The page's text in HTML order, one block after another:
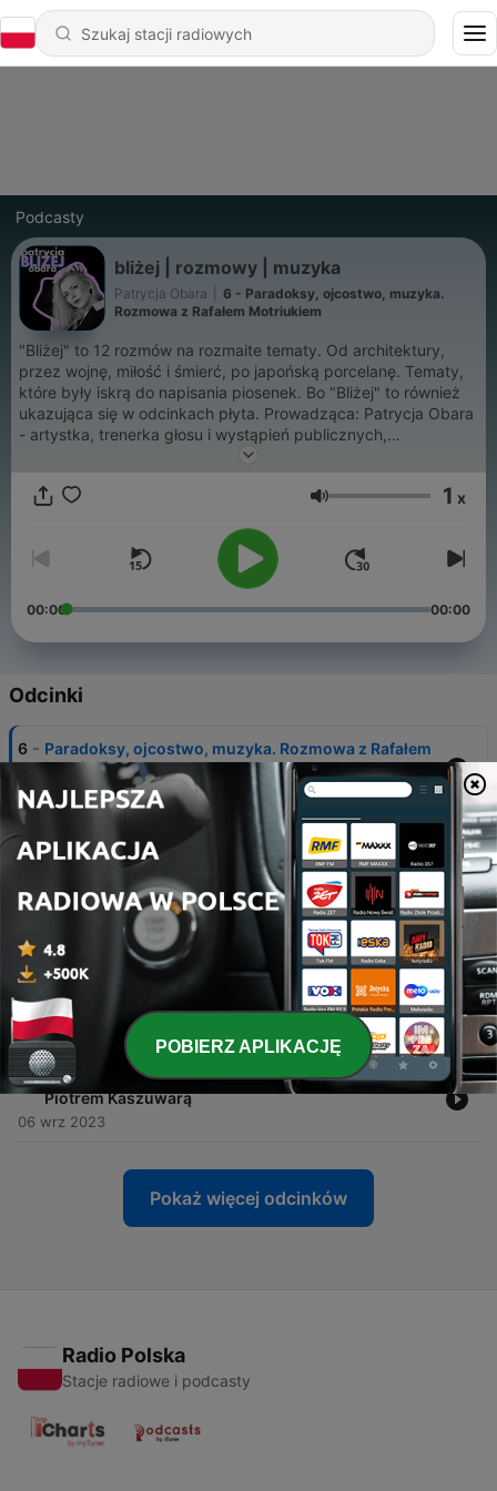
Podcasty
bliżej | rozmowy | muzyka
Patrycja Obara
6 - Paradoksy, ojcostwo, muzyka.
Rozmowa z Rafałem Motriukiem
"Bliżej" to 12 rozmów na rozmaite tematy. Od architektury,
przez wojnę, miłość i śmierć, po japońską porcelanę. Tematy,
które były iskrą do napisania piosenek. Bo "Bliżej" to również
ukazująca się w odcinkach płyta. Prowadząca: Patrycja Obara
- artystka, trenerka głosu i wystąpień publicznych,
podcasterka. Autorka tekstów i muzyki, wokalistka
Głośność 1 x
00:00 00:00
Odcinki
6 - Paradoksy, ojcostwo, muzyka. Rozmowa z Rafałem
Motriukiem
14 paź 2024
Moda na koniec świata. Rozmowa z Kingą Kasińską
13 sty 2024
4 - Endosiostry. Rozmowa z Igą Włodkowską o życiu z
endometriozą
07 gru 2023
Tacy sami, tylko inni - rozmowa z Agnieszką
Halikowską o neuroróżnorodności
10 paź 2023
2 - O czym marzą ludzie na wojnie? Rozmowa z
Piotrem Kaszuwarą
06 wrz 2023
Pokaż więcej odcinków
Radio Polska
Stacje radiowe i podcasty
POBIERZ APLIKACJĘ